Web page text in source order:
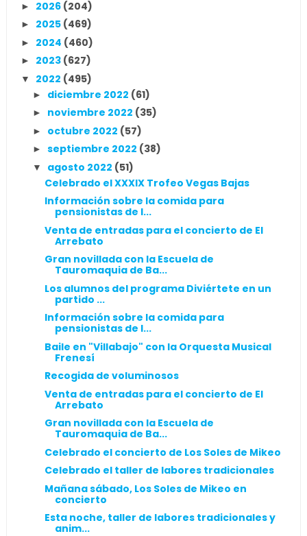
► 2026 (204)
► 2025 (469)
► 2024 (460)
► 2023 (627)
▼ 2022 (495)
► diciembre 2022 (61)
► noviembre 2022 (35)
► octubre 2022 (57)
► septiembre 2022 (38)
▼ agosto 2022 (51)
Celebrado el XXXIX Trofeo Vegas Bajas
Información sobre la comida para
pensionistas de l...
Venta de entradas para el concierto de El
Arrebato
Gran novillada con la Escuela de
Tauromaquia de Ba...
Los alumnos del programa Diviértete en un
partido ...
Información sobre la comida para
pensionistas de l...
Baile en "Villabajo" con la Orquesta Musical
Frenesí
Recogida de voluminosos
Venta de entradas para el concierto de El
Arrebato
Gran novillada con la Escuela de
Tauromaquia de Ba...
Celebrado el concierto de Los Soles de Mikeo
Celebrado el taller de labores tradicionales
Mañana sábado, Los Soles de Mikeo en
concierto
Esta noche, taller de labores tradicionales y
anim...